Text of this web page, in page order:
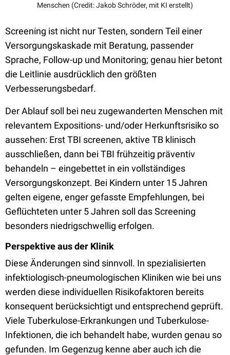
Menschen (Credit: Jakob Schröder, mit KI erstellt)
Screening ist nicht nur Testen, sondern Teil einer
Versorgungskaskade mit Beratung, passender
Sprache, Follow-up und Monitoring; genau hier betont
die Leitlinie ausdrücklich den größten
Verbesserungsbedarf.
Der Ablauf soll bei neu zugewanderten Menschen mit
relevantem Expositions- und/oder Herkunftsrisiko so
aussehen: Erst TBI screenen, aktive TB klinisch
ausschließen, dann bei TBI frühzeitig präventiv
behandeln – eingebettet in ein vollständiges
Versorgungskonzept. Bei Kindern unter 15 Jahren
gelten eigene, enger gefasste Empfehlungen, bei
Geflüchteten unter 5 Jahren soll das Screening
besonders niedrigschwellig erfolgen.
Perspektive aus der Klinik
Diese Änderungen sind sinnvoll. In spezialisierten
infektiologisch-pneumologischen Kliniken wie bei uns
werden diese individuellen Risikofaktoren bereits
konsequent berücksichtigt und entsprechend geprüft.
Viele Tuberkulose-Erkrankungen und Tuberkulose-
Infektionen, die ich behandelt habe, wurden genau so
gefunden. Im Gegenzug kenne aber auch ich die